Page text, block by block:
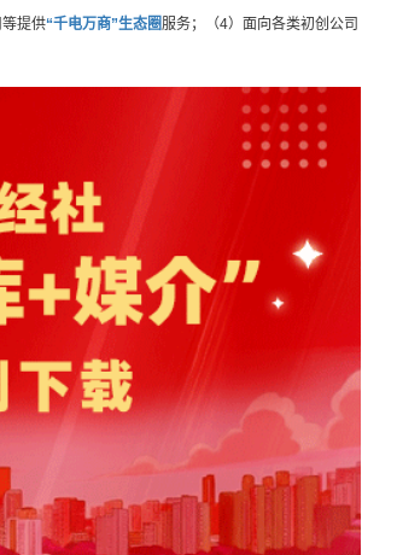
提供“千电万商”生态圈服务；（4）面向各类初创公司